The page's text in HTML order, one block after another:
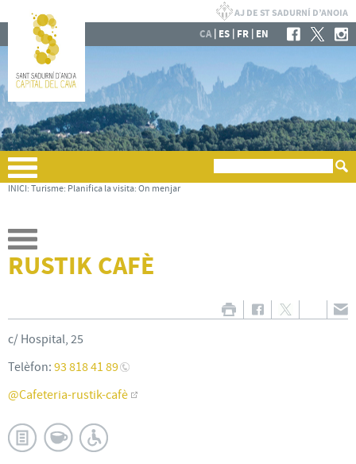
CA| ES | FR | EN
INICI: Turisme: Planifica la visita: On menjar
RUSTIK CAFÈ
c/ Hospital, 25
Telèfon: 93 818 41 89
@Cafeteria-rustik-cafè